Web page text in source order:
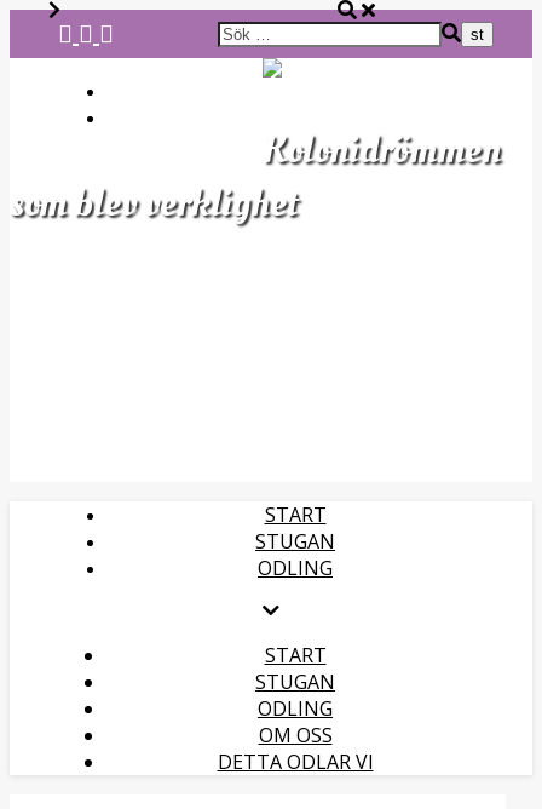
Kolonidrömmen
som blev verklighet
START
STUGAN
ODLING
START
STUGAN
ODLING
OM OSS
DETTA ODLAR VI